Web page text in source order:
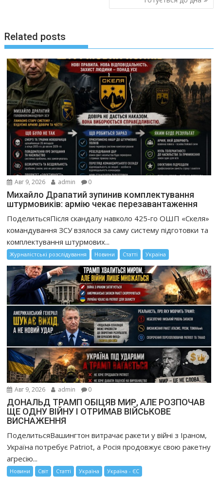
Related posts
Авг 9, 2026 admin 0
Михайло Драпатий зупинив комплектування
штурмовиків: армію чекає перезавантаження
ПоделитьсяПісля скандалу навколо 425-го ОШП «Скеля»
командування ЗСУ взялося за саму систему підготовки та
комплектування штурмових...
Журналістські розслідування Новини Статті Україна
Авг 9, 2026 admin 0
ДОНАЛЬД ТРАМП ОБІЦЯВ МИР, АЛЕ РОЗПОЧАВ
ЩЕ ОДНУ ВІЙНУ І ОТРИМАВ ВІЙСЬКОВЕ
ВИСНАЖЕННЯ
ПоделитьсяВашингтон витрачає ракети у війні з Іраном,
Україна потребує Patriot, а Росія продовжує свою ракетну
агресію...
Новини Світ Статті Україна Україна - ЄС